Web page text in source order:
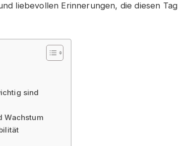
liebevollen Erinnerungen, die diesen Tag
sind
Wachstum